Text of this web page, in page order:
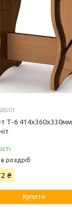
Т-6 414х360х330мм
роздріб
₴
Купити